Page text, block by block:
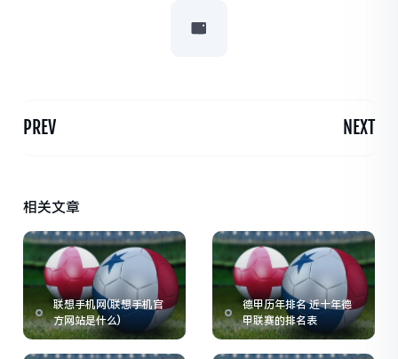
PREV NEXT
相关文章
联想手机网(联想手机官
方网站是什么)
德甲历年排名 近十年德
甲联赛的排名表